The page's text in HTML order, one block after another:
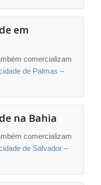
em
comercializam
de Palmas –
na Bahia
comercializam
de Salvador –